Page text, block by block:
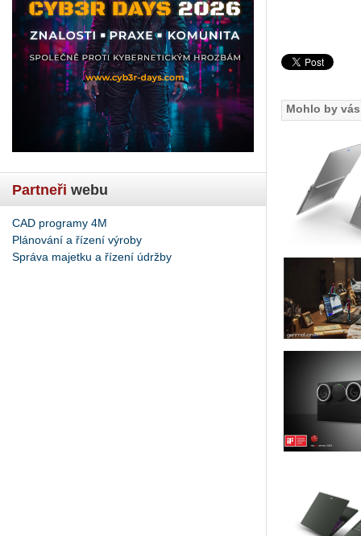
Partneři webu
CAD programy 4M
Plánování a řízení výroby
Správa majetku a řízení údržby
Mohlo by